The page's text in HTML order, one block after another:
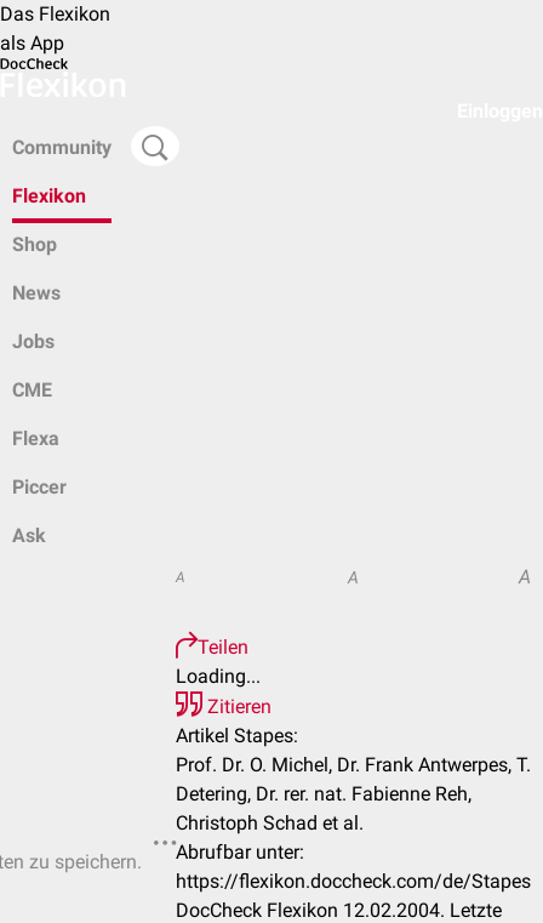
Das Flexikon
als App
Community
Flexikon
Shop
News
Jobs
CME
Flexa
Piccer
Ask
zu speichern.
A A A
Teilen
Loading...
Zitieren
Artikel Stapes:
Prof. Dr. O. Michel, Dr. Frank Antwerpes, T.
Detering, Dr. rer. nat. Fabienne Reh,
Christoph Schad et al.
Abrufbar unter:
https://flexikon.doccheck.com/de/Stapes
DocCheck Flexikon 12.02.2004. Letzte